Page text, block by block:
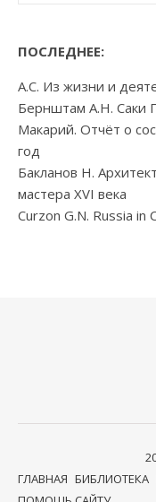
ПОСЛЕДНЕЕ:
А.С. Из жизни и
Бернштам А.Н. Саки
Макарий. Отчёт о
год
Бакланов Н.
мастера XVI века
Curzon G.N. Russia in
ГЛАВНАЯ БИБЛИОТЕКА